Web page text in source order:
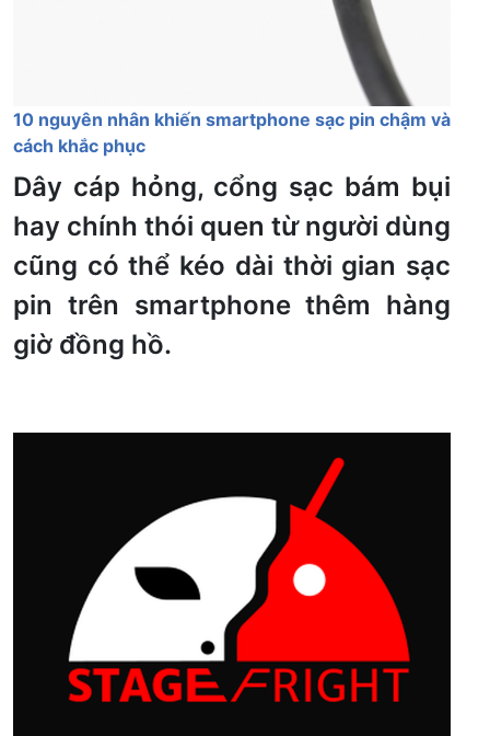
10 nguyên nhân khiến smartphone sạc pin chậm và
cách khắc phục
Dây cáp hỏng, cổng sạc bám bụi
hay chính thói quen từ người dùng
cũng có thể kéo dài thời gian sạc
pin trên smartphone thêm hàng
giờ đồng hồ.